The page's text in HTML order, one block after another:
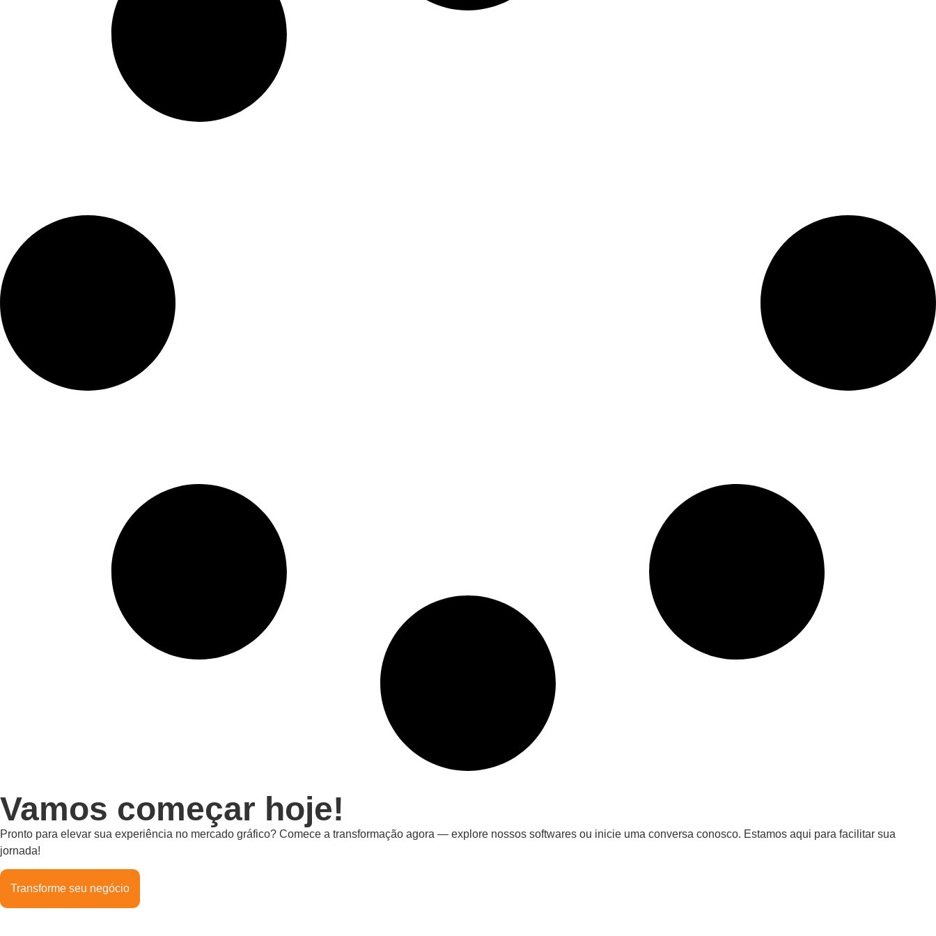
Vamos começar hoje!
Pronto para elevar sua experiência no mercado gráfico? Comece a transformação agora — explore nossos softwares ou inicie uma conversa conosco. Estamos aqui para facilitar sua
jornada!
Transforme seu negócio